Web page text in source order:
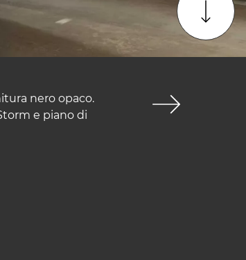
nero opaco.
e piano di